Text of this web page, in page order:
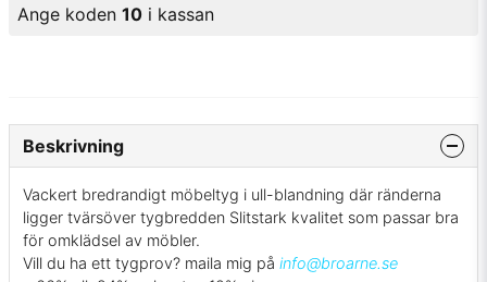
Ange koden 10 i kassan
Beskrivning
Vackert bredrandigt möbeltyg i ull-blandning där ränderna
ligger tvärsöver tygbredden Slitstark kvalitet som passar bra
för omklädsel av möbler.
Vill du ha ett tygprov? maila mig på info@broarne.se